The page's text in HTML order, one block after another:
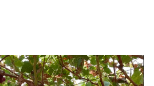
PagePagePagePagePage Page